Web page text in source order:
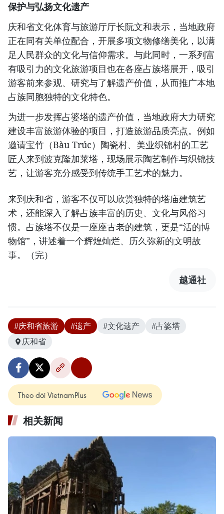
保护与弘扬文化遗产
庆和省文化体育与旅游厅厅长阮文和表示，当地政府
正在同有关单位配合，开展多项文物修缮美化，以满
足人民群众的文化与信仰需求。与此同时，一系列富
有吸引力的文化旅游项目也在各座占族塔展开，吸引
游客前来参观、研究与了解遗产价值，从而推广本地
占族同胞独特的文化特色。
为进一步发挥占婆塔的遗产价值，当地政府大力研究
建设丰富旅游体验的项目，打造旅游品质亮点。例如
邀请宝竹（Bàu Trúc）陶瓷村、美业织锦村的工艺
匠人来到波克隆加莱塔，现场展示陶艺制作与织锦技
艺，让游客充分感受到传统手工艺术的魅力。
来到庆和省，游客不仅可以欣赏独特的塔庙建筑艺
术，还能深入了解占族丰富的历史、文化与风俗习
惯。占族塔不仅是一座座古老的建筑，更是“活的博
物馆”，讲述着一个辉煌灿烂、历久弥新的文明故
事。（完）
越通社
#庆和省旅游 #遗产 #文化遗产
#占婆塔
庆和省
Theo dõi VietnamPlus
相关新闻